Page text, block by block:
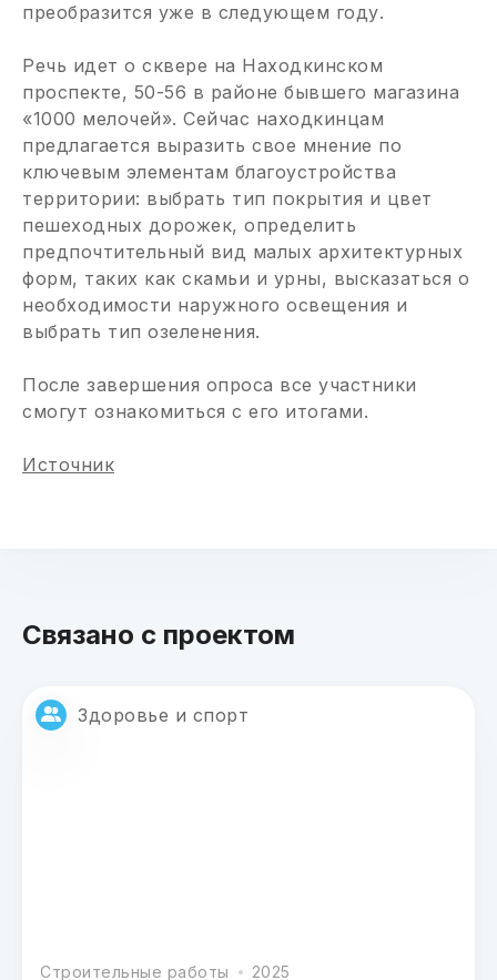
преобразится уже в следующем году.
Речь идет о сквере на Находкинском
проспекте, 50-56 в районе бывшего магазина
«1000 мелочей». Сейчас находкинцам
предлагается выразить свое мнение по
ключевым элементам благоустройства
территории: выбрать тип покрытия и цвет
пешеходных дорожек, определить
предпочтительный вид малых архитектурных
форм, таких как скамьи и урны, высказаться о
необходимости наружного освещения и
выбрать тип озеленения.
После завершения опроса все участники
смогут ознакомиться с его итогами.
Источник
Связано с проектом
Здоровье и спорт
Строительные работы 2025